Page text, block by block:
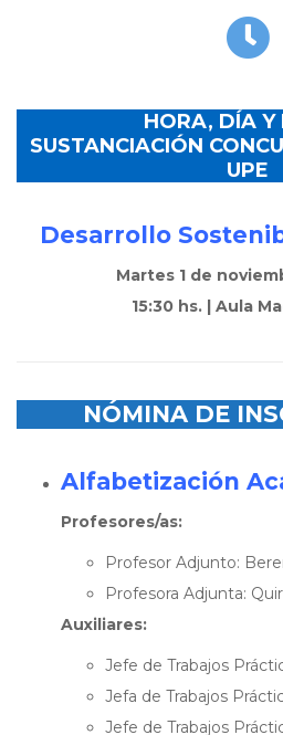
HORA, DÍA Y
SUSTANCIACIÓN
UPE
Desarrollo
Martes 1 de
15:30 hs. | Aula
NÓMINA DE
Alfabetización
Profesores/as:
Profesor Adjunto:
Profesora Adjunta:
Auxiliares:
Jefe de Trabajos
Jefa de Trabajos
Jefe de Trabajos